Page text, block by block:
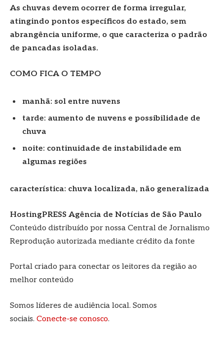
As chuvas devem ocorrer de forma irregular,
atingindo pontos específicos do estado, sem
abrangência uniforme, o que caracteriza o padrão
de pancadas isoladas.
COMO FICA O TEMPO
manhã: sol entre nuvens
tarde: aumento de nuvens e possibilidade de
chuva
noite: continuidade de instabilidade em
algumas regiões
característica: chuva localizada, não generalizada
HostingPRESS Agência de Notícias de São Paulo
Conteúdo distribuído por nossa Central de Jornalismo
Reprodução autorizada mediante crédito da fonte
Portal criado para conectar os leitores da região ao
melhor conteúdo
Somos líderes de audiência local. Somos
sociais. Conecte-se conosco.